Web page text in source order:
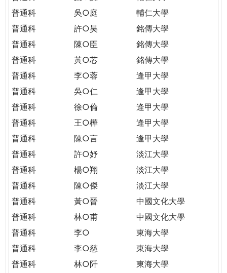
CITIZENSHIP
普通科
吳○庭
輔仁大學
普通科
許○昊
銘傳大學
普通科
陳○臣
銘傳大學
普通科
黃○芯
銘傳大學
普通科
李○蓉
逢甲大學
普通科
吳○仁
逢甲大學
普通科
徐○倫
逢甲大學
普通科
王○樺
逢甲大學
普通科
陳○言
逢甲大學
普通科
許○妤
淡江大學
普通科
楊○翔
淡江大學
普通科
陳○傑
淡江大學
普通科
黃○晉
中國文化大學
普通科
林○甫
中國文化大學
普通科
李○
東海大學
普通科
李○慈
東海大學
普通科
林○阡
東海大學